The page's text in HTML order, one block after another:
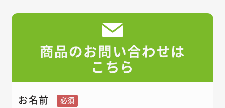
商品のお問い合わせは
こちら
お名前 必須